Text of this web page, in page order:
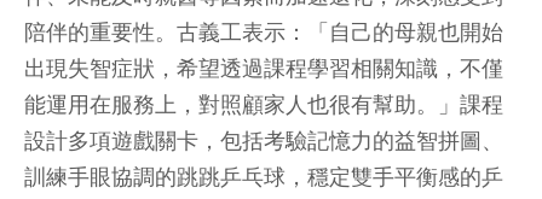
陪伴的重要性。古義工表示：「自己的母親也開始
出現失智症狀，希望透過課程學習相關知識，不僅
能運用在服務上，對照顧家人也很有幫助。」課程
設計多項遊戲關卡，包括考驗記憶力的益智拼圖、
訓練手眼協調的跳跳乒乓球，穩定雙手平衡感的乒